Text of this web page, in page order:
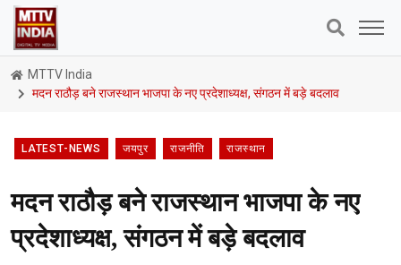
MTTV India
मदन राठौड़ बने राजस्थान भाजपा के नए प्रदेशाध्यक्ष, संगठन में बड़े बदलाव
LATEST-NEWS जयपुर राजनीति राजस्थान
मदन राठौड़ बने राजस्थान भाजपा के नए
प्रदेशाध्यक्ष, संगठन में बड़े बदलाव